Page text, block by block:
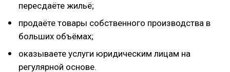
пересдаёте жильё;
продаёте товары собственного производства в
больших объёмах;
оказываете услуги юридическим лицам на
регулярной основе.